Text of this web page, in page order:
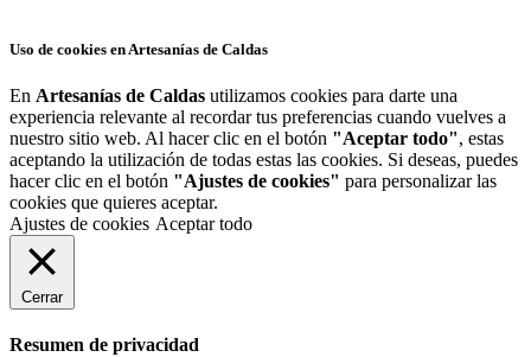
Uso de cookies en Artesanías de Caldas
En Artesanías de Caldas utilizamos cookies para darte una
experiencia relevante al recordar tus preferencias cuando vuelves a
nuestro sitio web. Al hacer clic en el botón "Aceptar todo", estas
aceptando la utilización de todas estas las cookies. Si deseas, puedes
hacer clic en el botón "Ajustes de cookies" para personalizar las
cookies que quieres aceptar.
Ajustes de cookies Aceptar todo
Cerrar
Resumen de privacidad